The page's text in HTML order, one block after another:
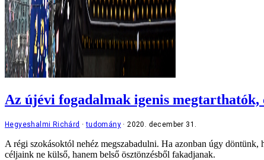
Az újévi fogadalmak igenis
Hegyeshalmi Richárd tudomány 2020. december 31.
A régi szokásoktól nehéz megszabadulni. Ha azonban úgy
céljaink ne külső, hanem belső ösztönzésből fakadjanak.